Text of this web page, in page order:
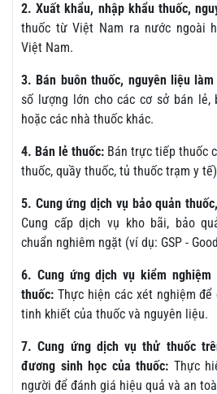
2. Xuất khẩu, nhập khẩu thuốc,
thuốc từ Việt Nam ra nước ngoài
Việt Nam.
3. Bán buôn thuốc, nguyên liệu
số lượng lớn cho các cơ sở bán lẻ,
hoặc các nhà thuốc khác.
4. Bán lẻ thuốc: Bán trực tiếp thuốc
thuốc, quầy thuốc, tủ thuốc trạm y
5. Cung ứng dịch vụ bảo quản
Cung cấp dịch vụ kho bãi, bảo
chuẩn nghiêm ngặt (ví dụ: GSP -
6. Cung ứng dịch vụ kiểm nghiệm
thuốc: Thực hiện các xét nghiệm
tinh khiết của thuốc và nguyên liệu.
7. Cung ứng dịch vụ thử thuốc
đương sinh học của thuốc: Thực
người để đánh giá hiệu quả và an